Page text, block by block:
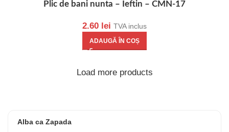
Alba ca Zapada
Plic de bani nunta – Ieftin – CMN-17
2.60 lei TVA inclus
ADAUGĂ ÎN COȘ
Load more products